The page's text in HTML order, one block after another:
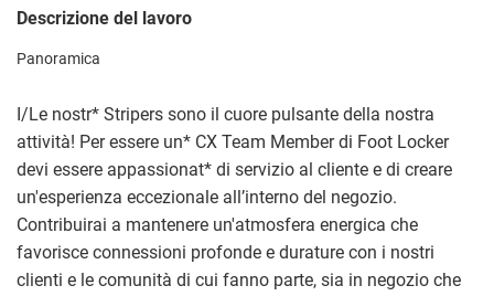
Descrizione del lavoro
Panoramica
I/Le nostr* Stripers sono il cuore pulsante della nostra
attività! Per essere un* CX Team Member di Foot Locker
devi essere appassionat* di servizio al cliente e di creare
un'esperienza eccezionale all’interno del negozio.
Contribuirai a mantenere un'atmosfera energica che
favorisce connessioni profonde e durature con i nostri
clienti e le comunità di cui fanno parte, sia in negozio che